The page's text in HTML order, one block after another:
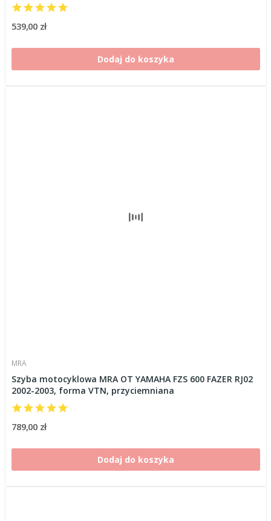
539,00 zł
Dodaj do koszyka
MRA
Szyba motocyklowa MRA OT YAMAHA FZS 600 FAZER RJ02
2002-2003, forma VTN, przyciemniana
789,00 zł
Dodaj do koszyka